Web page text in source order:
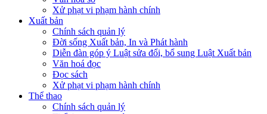
Xử phạt vi phạm hành chính
Xuất bản
Chính sách quản lý
Đời sống Xuất bản, In và Phát hành
Diễn đàn góp ý Luật sửa đổi, bổ sung Luật Xuất bản
Văn hoá đọc
Đọc sách
Xử phạt vi phạm hành chính
Thể thao
Chính sách quản lý